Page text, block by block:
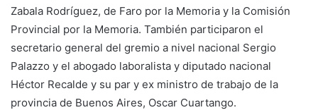
Zabala Rodríguez, de Faro por la Memoria y la Comisión
Provincial por la Memoria. También participaron el
secretario general del gremio a nivel nacional Sergio
Palazzo y el abogado laboralista y diputado nacional
Héctor Recalde y su par y ex ministro de trabajo de la
provincia de Buenos Aires, Oscar Cuartango.